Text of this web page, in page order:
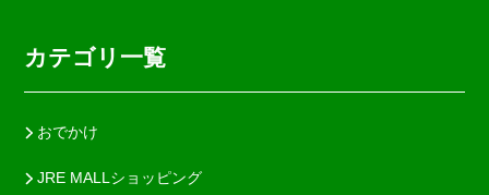
カテゴリ一覧
おでかけ
JRE MALLショッピング